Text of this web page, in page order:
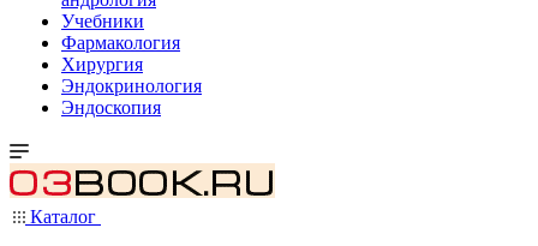
Учебники
Фармакология
Хирургия
Эндокринология
Эндоскопия
Каталог